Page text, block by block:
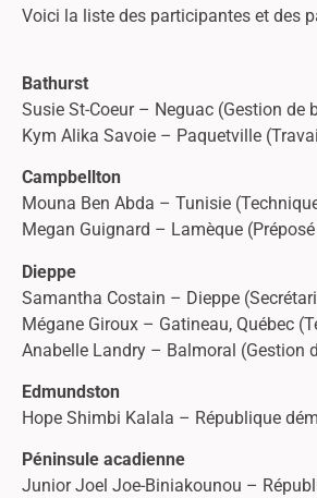
Voici la liste des participantes et des
Bathurst
Susie St-Coeur – Neguac (Gestion de
Kym Alika Savoie – Paquetville
Campbellton
Mouna Ben Abda – Tunisie
Megan Guignard – Lamèque
Dieppe
Samantha Costain – Dieppe
Mégane Giroux – Gatineau, Québec
Anabelle Landry – Balmoral (Gestion
Edmundston
Hope Shimbi Kalala – République
Péninsule acadienne
Junior Joel Joe-Biniakounou –